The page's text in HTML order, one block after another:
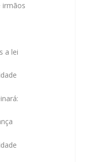
irmãos
a lei